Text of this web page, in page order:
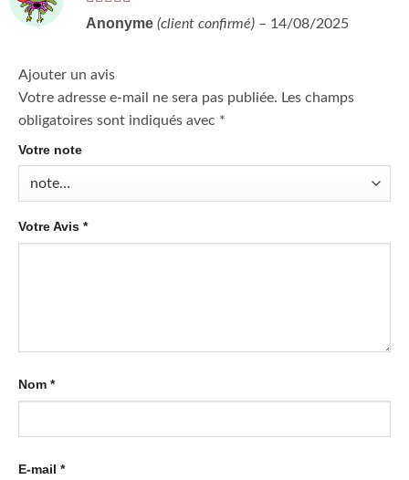
Note4
sur 5
Anonyme (client confirmé) – 14/08/2025
Ajouter un avis
Votre adresse e-mail ne sera pas publiée. Les champs
obligatoires sont indiqués avec *
Votre note
Votre Avis *
Nom *
E-mail *